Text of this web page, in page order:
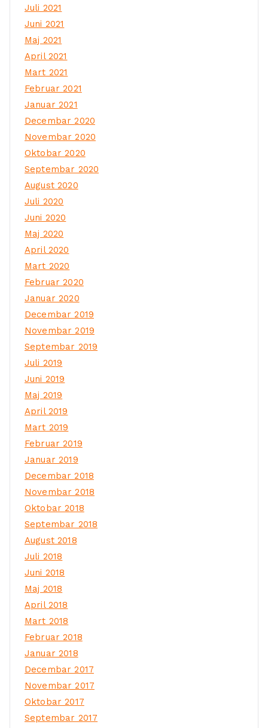
Juli 2021
Juni 2021
Maj 2021
April 2021
Mart 2021
Februar 2021
Januar 2021
Decembar 2020
Novembar 2020
Oktobar 2020
Septembar 2020
August 2020
Juli 2020
Juni 2020
Maj 2020
April 2020
Mart 2020
Februar 2020
Januar 2020
Decembar 2019
Novembar 2019
Septembar 2019
Juli 2019
Juni 2019
Maj 2019
April 2019
Mart 2019
Februar 2019
Januar 2019
Decembar 2018
Novembar 2018
Oktobar 2018
Septembar 2018
August 2018
Juli 2018
Juni 2018
Maj 2018
April 2018
Mart 2018
Februar 2018
Januar 2018
Decembar 2017
Novembar 2017
Oktobar 2017
Septembar 2017